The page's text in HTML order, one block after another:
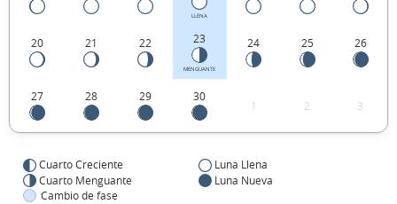
LLENA
20 21 22 23
MENGUANTE
24 25 26
27 28 29 30
1 2 3
Cuarto Creciente
Luna Llena
Cuarto Menguante
Luna Nueva
Cambio de fase